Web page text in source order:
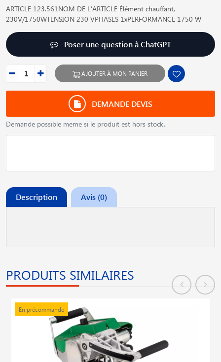
ARTICLE 123.561NOM DE L′ARTICLE Élément chauffant,
230V/1750WTENSION 230 VPHASES 1xPERFORMANCE 1750 W
Poser une question à ChatGPT
AJOUTER À MON PANIER
DEMANDE DEVIS
Demande possible meme si le produit est hors stock.
Description Avis (0)
PRODUITS SIMILAIRES
En précommande